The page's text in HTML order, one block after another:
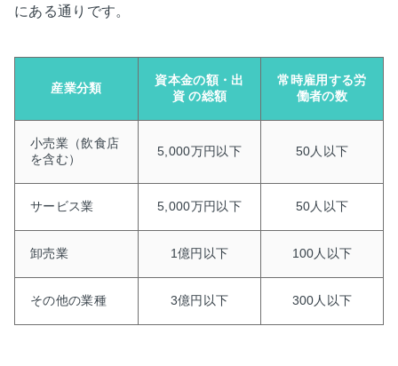
にある通りです。
産業分類
資本金の額・出
資 の総額
常時雇用する労
働者の数
小売業（飲食店
を含む）
5,000万円以下 50人以下
サービス業 5,000万円以下 50人以下
卸売業 1億円以下 100人以下
その他の業種 3億円以下 300人以下